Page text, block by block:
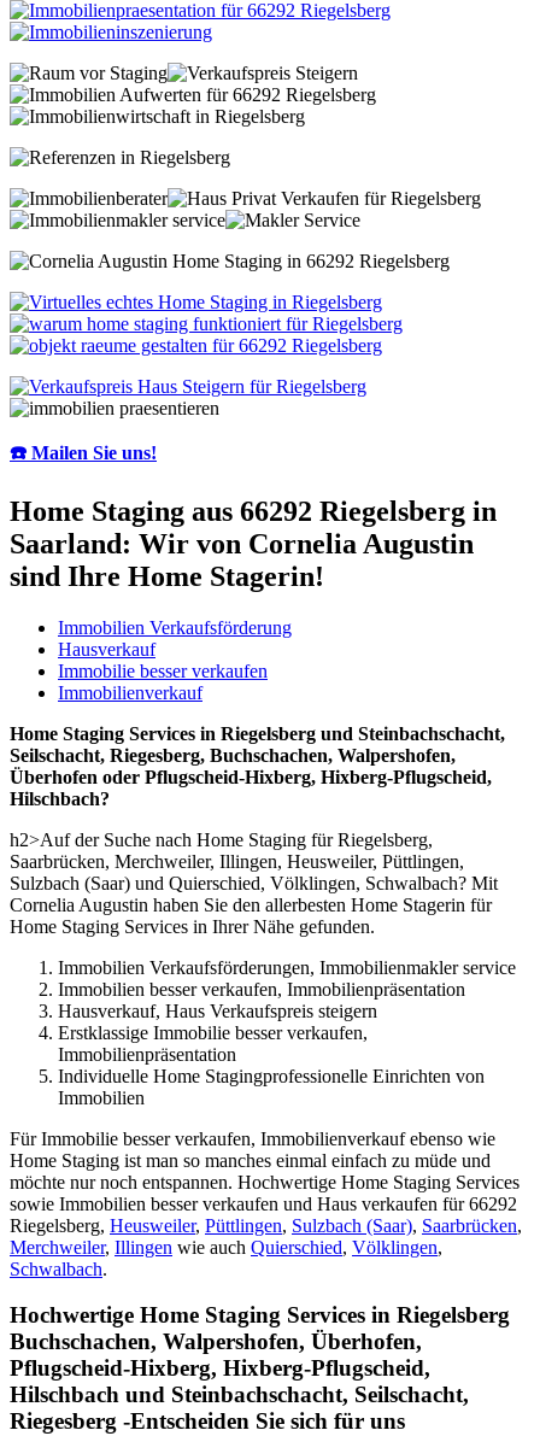
☎️ Mailen Sie uns!
Home Staging aus 66292 Riegelsberg in
Saarland: Wir von Cornelia Augustin
sind Ihre Home Stagerin!
Immobilien Verkaufsförderung
Hausverkauf
Immobilie besser verkaufen
Immobilienverkauf
Home Staging Services in Riegelsberg und Steinbachschacht,
Seilschacht, Riegesberg, Buchschachen, Walpershofen,
Überhofen oder Pflugscheid-Hixberg, Hixberg-Pflugscheid,
Hilschbach?
h2>Auf der Suche nach Home Staging für Riegelsberg,
Saarbrücken, Merchweiler, Illingen, Heusweiler, Püttlingen,
Sulzbach (Saar) und Quierschied, Völklingen, Schwalbach? Mit
Cornelia Augustin haben Sie den allerbesten Home Stagerin für
Home Staging Services in Ihrer Nähe gefunden.
Immobilien Verkaufsförderungen, Immobilienmakler service
Immobilien besser verkaufen, Immobilienpräsentation
Hausverkauf, Haus Verkaufspreis steigern
Erstklassige Immobilie besser verkaufen,
Immobilienpräsentation
Individuelle Home Stagingprofessionelle Einrichten von
Immobilien
Für Immobilie besser verkaufen, Immobilienverkauf ebenso wie
Home Staging ist man so manches einmal einfach zu müde und
möchte nur noch entspannen. Hochwertige Home Staging Services
sowie Immobilien besser verkaufen und Haus verkaufen für 66292
Riegelsberg, Heusweiler, Püttlingen, Sulzbach (Saar), Saarbrücken,
Merchweiler, Illingen wie auch Quierschied, Völklingen,
Schwalbach.
Hochwertige Home Staging Services in Riegelsberg
Buchschachen, Walpershofen, Überhofen,
Pflugscheid-Hixberg, Hixberg-Pflugscheid,
Hilschbach und Steinbachschacht, Seilschacht,
Riegesberg -Entscheiden Sie sich für uns